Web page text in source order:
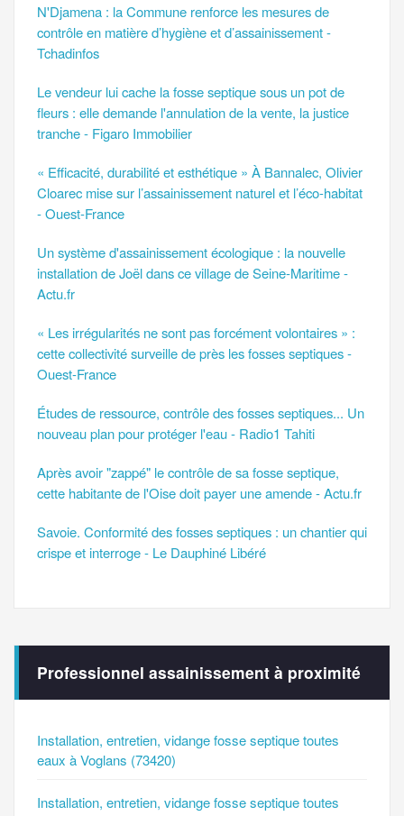
N'Djamena : la Commune renforce les mesures de
contrôle en matière d’hygiène et d’assainissement -
Tchadinfos
Le vendeur lui cache la fosse septique sous un pot de
fleurs : elle demande l'annulation de la vente, la justice
tranche - Figaro Immobilier
« Efficacité, durabilité et esthétique » À Bannalec, Olivier
Cloarec mise sur l’assainissement naturel et l’éco-habitat
- Ouest-France
Un système d'assainissement écologique : la nouvelle
installation de Joël dans ce village de Seine-Maritime -
Actu.fr
« Les irrégularités ne sont pas forcément volontaires » :
cette collectivité surveille de près les fosses septiques -
Ouest-France
Études de ressource, contrôle des fosses septiques... Un
nouveau plan pour protéger l'eau - Radio1 Tahiti
Après avoir "zappé" le contrôle de sa fosse septique,
cette habitante de l'Oise doit payer une amende - Actu.fr
Savoie. Conformité des fosses septiques : un chantier qui
crispe et interroge - Le Dauphiné Libéré
Professionnel assainissement à proximité
Installation, entretien, vidange fosse septique toutes
eaux à Voglans (73420)
Installation, entretien, vidange fosse septique toutes